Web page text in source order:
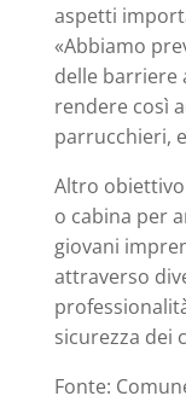
aspetti
«Abbiamo
delle barriere
rendere così
parrucchieri,
Altro
o cabina per
giovani
attraverso
sicurezza dei
Fonte: